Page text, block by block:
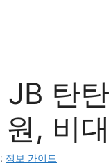
탄
, 비
정보 가이드